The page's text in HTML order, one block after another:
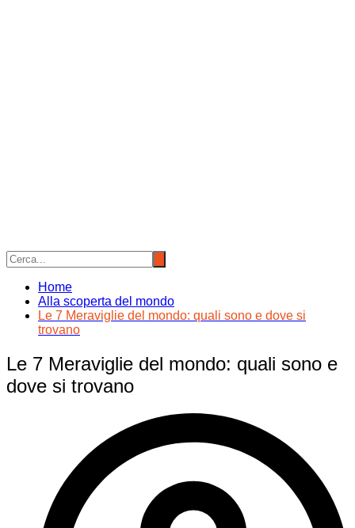
Home
Alla scoperta del mondo
Le 7 Meraviglie del mondo: quali sono e dove si
trovano
Le 7 Meraviglie del mondo: quali sono e
dove si trovano